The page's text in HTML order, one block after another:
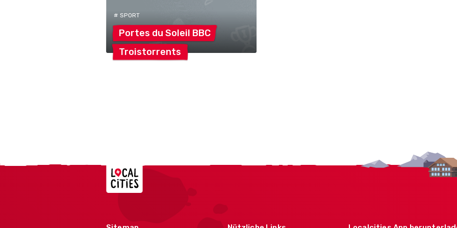
# SPORT
Portes du Soleil BBC
Troistorrents
Localcities